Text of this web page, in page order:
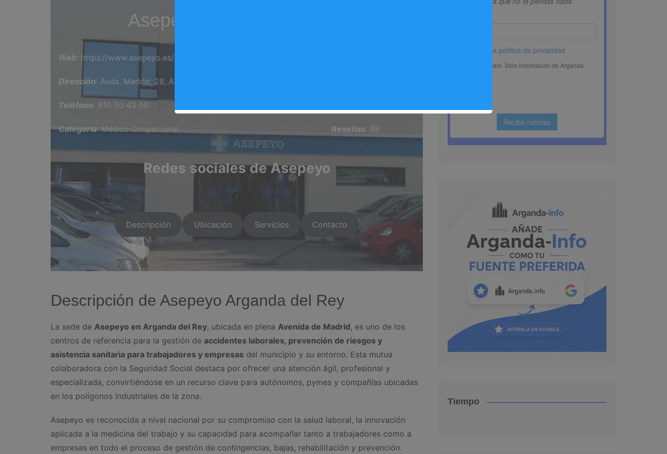
Asepeyo Arganda del Rey
Web: https://www.asepeyo.es/centro/arganda-del-rey/
Dirección: Avda. Madrid, 28, Arganda Del Rey
Teléfono: 910 50 43 90
Categoría: Médico Ocupacional Reseñas: 98
Redes sociales de Asepeyo
instagram.com/asepeyo/ hl=es
https://www.facebook.com/people/Arganda-Infoo/100095551090524/
Descripción Ubicación Servicios Contacto
Descripción de Asepeyo Arganda del Rey
La sede de Asepeyo en Arganda del Rey, ubicada en plena Avenida de Madrid, es uno de los
centros de referencia para la gestión de accidentes laborales, prevención de riesgos y
asistencia sanitaria para trabajadores y empresas del municipio y su entorno. Esta mutua
colaboradora con la Seguridad Social destaca por ofrecer una atención ágil, profesional y
especializada, convirtiéndose en un recurso clave para autónomos, pymes y compañías ubicadas
en los polígonos industriales de la zona.
Asepeyo es reconocida a nivel nacional por su compromiso con la salud laboral, la innovación
aplicada a la medicina del trabajo y su capacidad para acompañar tanto a trabajadores como a
empresas en todo el proceso de gestión de contingencias, bajas, rehabilitación y prevención.
Tiempo